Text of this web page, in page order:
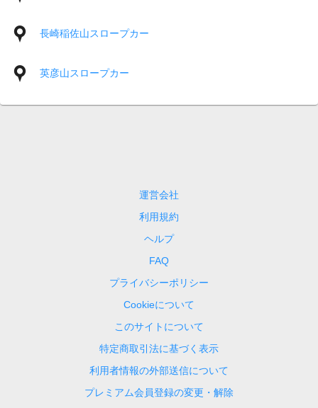
長崎稲佐山スロープカー
英彦山スロープカー
運営会社
利用規約
ヘルプ
FAQ
プライバシーポリシー
Cookieについて
このサイトについて
特定商取引法に基づく表示
利用者情報の外部送信について
プレミアム会員登録の変更・解除